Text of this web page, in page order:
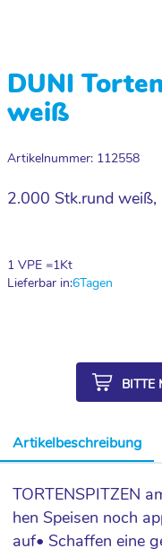
DUNI
weiß
Artikelnummer: 112558
2.000 Stk.rund
1 VPE =1Kt
Lieferbar in:6Tagen
BITTE
Artikelbeschreibung
TORTENSPITZEN
hen Speisen noch
auf• Schaffen eine